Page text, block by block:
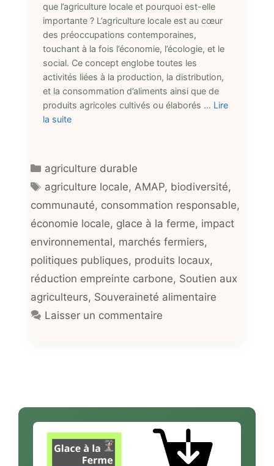
que l’agriculture locale et pourquoi est-elle
importante ? L’agriculture locale est au cœur
des préoccupations contemporaines,
touchant à la fois l’économie, l’écologie, et le
social. Ce concept englobe toutes les
activités liées à la production, la distribution,
et la consommation d’aliments ainsi que de
produits agricoles cultivés ou élaborés … Lire
la suite
Catégories
agriculture durable
Étiquettes
agriculture locale, AMAP, biodiversité,
communauté, consommation responsable,
économie locale, glace à la ferme, impact
environnemental, marchés fermiers,
politiques publiques, produits locaux,
réduction empreinte carbone, Soutien aux
agriculteurs, Souveraineté alimentaire
Laisser un commentaire